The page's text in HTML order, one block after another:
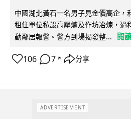
中國湖北黃石一名男子見金價高企，
租住單位私設高壓爐及作坊冶煉，過
動鄰居報警。警方到場揭發整...
閱
106 7 ↗ 分享
ADVERTISEMENT